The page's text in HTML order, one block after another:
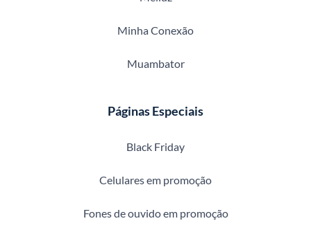
Minha Conexão
Muambator
Páginas Especiais
Black Friday
Celulares em promoção
Fones de ouvido em promoção